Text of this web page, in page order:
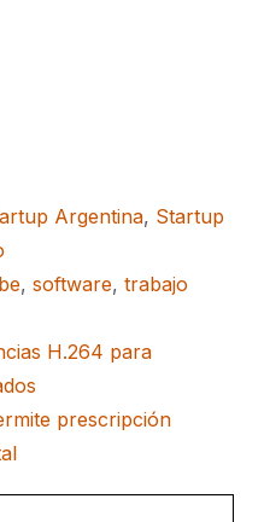
Argentina, Startup
, software, trabajo
H.264 para
prescripción